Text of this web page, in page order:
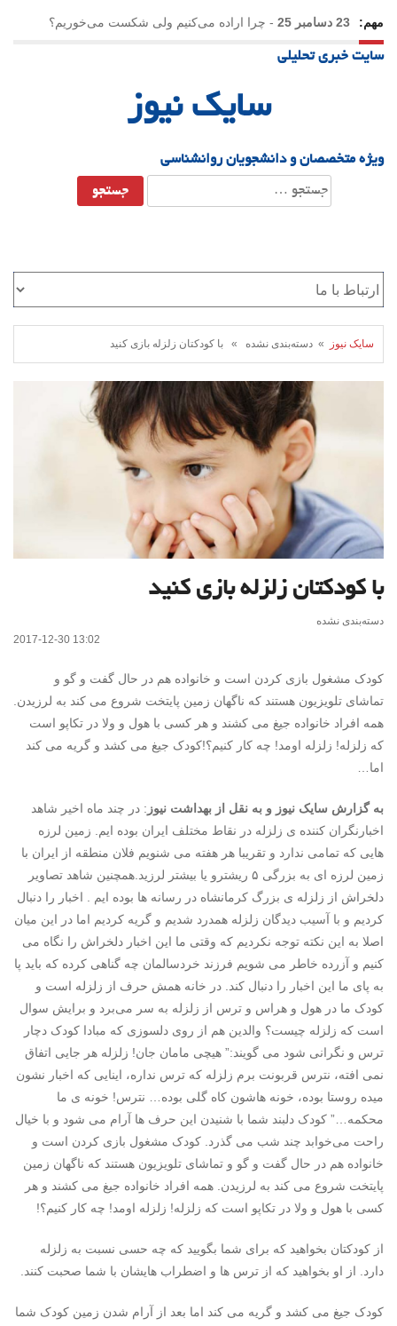
مهم: 23 دسامبر 25 - چرا اراده می‌کنیم ولی شکست می‌خوریم؟
21 دسامبر 25
سایت خبری تحلیلی
سایک نیوز
ویژه متخصصان و دانشجویان روانشناسی
جستجو
برای:
سایک نیوز » دسته‌بندی نشده » با کودکتان زلزله بازی کنید
با کودکتان زلزله بازی کنید
دسته‌بندی نشده
2017-12-30 13:02
کودک مشغول بازی کردن است و خانواده هم در حال گفت و گو و
تماشای تلویزیون هستند که ناگهان زمین پایتخت شروع می کند به لرزیدن.
همه افراد خانواده جیغ می کشند و هر کسی با هول و ولا در تکاپو است
که زلزله! زلزله اومد! چه کار کنیم؟!کودک جیغ می کشد و گریه می کند
اما…
به گزارش سایک نیوز و به نقل از بهداشت نیوز : در چند ماه اخیر شاهد
اخبارنگران کننده ی زلزله در نقاط مختلف ایران بوده ایم. زمین لرزه
هایی که تمامی ندارد و تقریبا هر هفته می شنویم فلان منطقه از ایران با
زمین لرزه ای به بزرگی ۵ ریشترو یا بیشتر لرزید.همچنین شاهد تصاویر
دلخراش از زلزله ی بزرگ کرمانشاه در رسانه ها بوده ایم . اخبار را دنبال
کردیم و با آسیب دیدگان زلزله همدرد شدیم و گریه کردیم اما در این میان
اصلا به این نکته توجه نکردیم که وقتی ما این اخبار دلخراش را نگاه می
کنیم و آزرده خاطر می شویم فرزند خردسالمان چه گناهی کرده که باید پا
به پای ما این اخبار را دنبال کند. در خانه همش حرف از زلزله است و
کودک ما در هول و هراس و ترس از زلزله به سر می‌برد و برایش سوال
است که زلزله چیست؟ والدین هم از روی دلسوزی که مبادا کودک دچار
ترس و نگرانی شود می گویند:” هیچی مامان جان! زلزله هر جایی اتفاق
نمی افته، نترس قربونت برم زلزله که ترس نداره، اینایی که اخبار نشون
میده روستا بوده، خونه هاشون کاه گلی بوده… نترس! خونه ی ما
محکمه…” کودک دلبند شما با شنیدن این حرف ها آرام می شود و با خیال
راحت می‌خوابد چند شب می گذرد. کودک مشغول بازی کردن است و
خانواده هم در حال گفت و گو و تماشای تلویزیون هستند که ناگهان زمین
پایتخت شروع می کند به لرزیدن. همه افراد خانواده جیغ می کشند و هر
کسی با هول و ولا در تکاپو است که زلزله! زلزله اومد! چه کار کنیم؟!
از کودکتان بخواهید که برای شما بگویید که چه حسی نسبت به زلزله
دارد. از او بخواهید که از ترس ها و اضطراب هایشان با شما صحبت کنند.
کودک جیغ می کشد و گریه می کند اما بعد از آرام شدن زمین کودک شما